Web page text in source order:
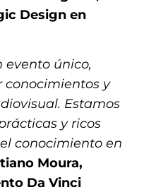
Design en
evento único,
y
Estamos
y ricos
conocimiento en
Moura,
Da Vinci